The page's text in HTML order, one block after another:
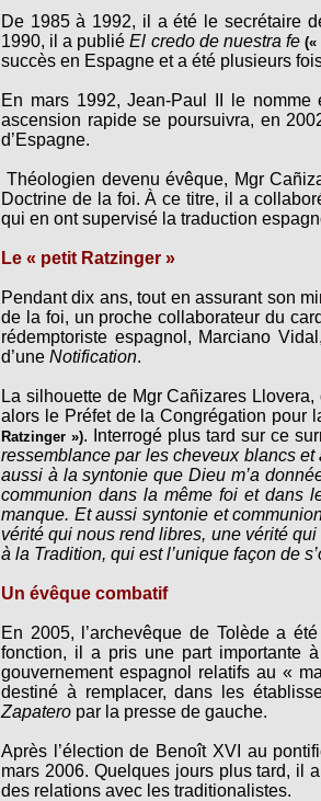
De 1985 à 1992, il a été le secrétaire
1990, il a publié El credo de nuestra fe («
succès en Espagne et a été plusieurs
En mars 1992, Jean-Paul II le nomme
ascension rapide se poursuivra, en
d’Espagne.
Théologien devenu évêque, Mgr
Doctrine de la foi. À ce titre, il a
qui en ont supervisé la traduction
Le « petit Ratzinger »
Pendant dix ans, tout en assurant son
de la foi, un proche collaborateur du
rédemptoriste espagnol, Marciano
d’une Notification.
La silhouette de Mgr Cañizares
alors le Préfet de la Congrégation pour
Ratzinger »). Interrogé plus tard sur ce
ressemblance par les cheveux blancs
aussi à la syntonie que Dieu m’a
communion dans la même foi et dans
manque. Et aussi syntonie et
vérité qui nous rend libres, une vérité
à la Tradition, qui est l’unique façon de
Un évêque combatif
En 2005, l’archevêque de Tolède a
fonction, il a pris une part importante
gouvernement espagnol relatifs au «
destiné à remplacer, dans les
Zapatero par la presse de gauche.
Après l’élection de Benoît XVI au
mars 2006. Quelques jours plus tard, il
des relations avec les traditionalistes.